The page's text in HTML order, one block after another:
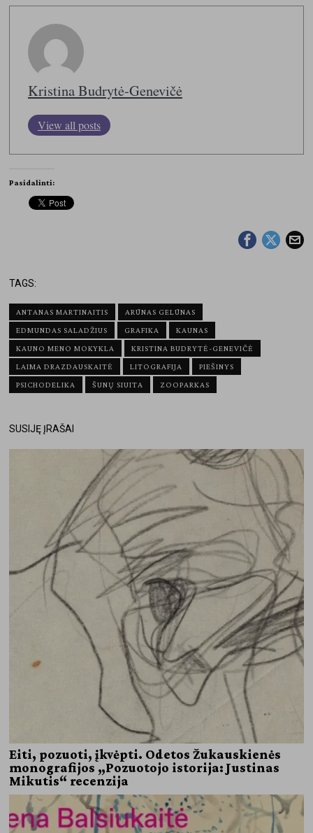
Kristina Budrytė-Genevičė
View all posts
Pasidalinti:
TAGS:
ANTANAS MARTINAITIS
ARŪNAS GELŪNAS
EDMUNDAS SALADŽIUS
GRAFIKA
KAUNAS
KAUNO MENO MOKYKLA
KRISTINA BUDRYTĖ-GENEVIČĖ
LAIMA DRAZDAUSKAITĖ
LITOGRAFIJA
PIEŠINYS
PSICHODELIKA
ŠUNŲ SIUITA ZOOPARKAS
SUSIJĘ ĮRAŠAI
Eiti, pozuoti, įkvėpti. Odetos Žukauskienės
monografijos „Pozuotojo istorija: Justinas
Mikutis“ recenzija